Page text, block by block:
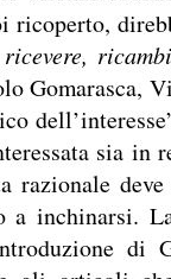
Gomarasca,
sia in
razionale
a inchinarsi.
di